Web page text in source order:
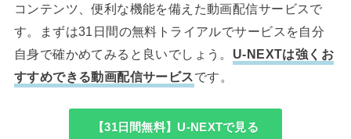
コンテンツ、便利な機能を備えた動画配信サービスで
す。まずは31日間の無料トライアルでサービスを自分
自身で確かめてみると良いでしょう。 U-NEXTは強くお
すすめできる動画配信サービスです。
【31日間無料】U-NEXTで見る